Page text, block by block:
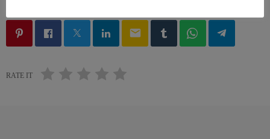
email
RATE IT